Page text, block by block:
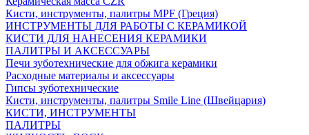
Кисти, инструменты, палитры MPF (Греция)
ИНСТРУМЕНТЫ ДЛЯ РАБОТЫ С КЕРАМИКОЙ
КИСТИ ДЛЯ НАНЕСЕНИЯ КЕРАМИКИ
ПАЛИТРЫ И АКСЕССУАРЫ
Печи зуботехнические для обжига керамики
Расходные материалы и аксессуары
Гипсы зуботехнические
Кисти, инструменты, палитры Smile Line (Швейцария)
КИСТИ, ИНСТРУМЕНТЫ
ПАЛИТРЫ